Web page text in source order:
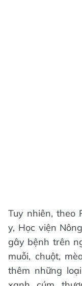
Tuy nhiên, theo
y, Học viện
gây bệnh trên
muỗi, chuột,
thêm những